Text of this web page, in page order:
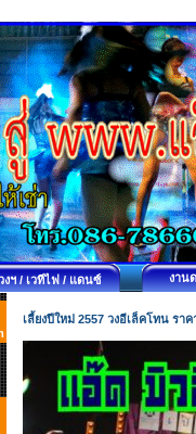
งฯ / เวทีไฟ / แดนซ์ งาน
เลี้ยงปีใหม่ 2557 วงอีเล็คโทน ร